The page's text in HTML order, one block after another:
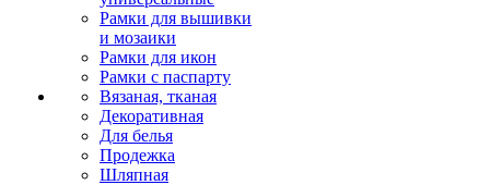
Рамки для вышивки
и мозаики
Рамки для икон
Рамки с паспарту
Вязаная, тканая
Декоративная
Для белья
Продежка
Шляпная